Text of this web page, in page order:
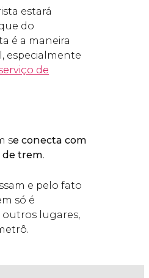
estará
do
é a maneira
especialmente
de
se conecta com
de trem.
e pelo fato
só é
outros lugares,